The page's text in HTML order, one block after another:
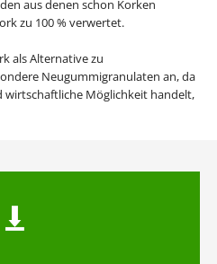
aus denen schon Korken
zu 100 % verwertet.
als Alternative zu
Neugummigranulaten an, da
wirtschaftliche Möglichkeit handelt,